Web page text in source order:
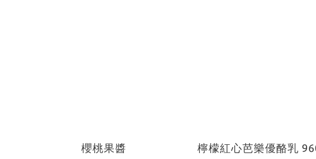
櫻桃果醬 檸檬紅心芭樂優酪乳